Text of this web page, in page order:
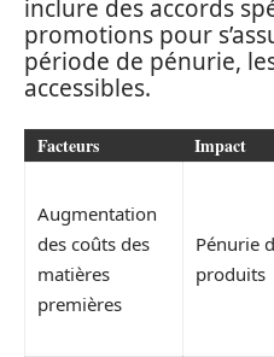
inclure des accords
promotions pour
période de pénurie,
accessibles.
Facteurs Impact
Augmentation
des coûts des
matières
premières
Pénurie
produits